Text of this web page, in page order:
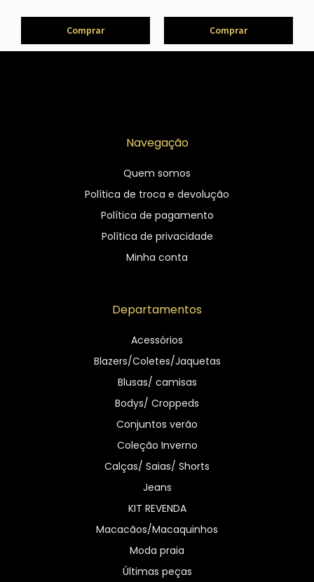
Comprar Comprar
Navegação
Quem somos
Política de troca e devolução
Política de pagamento
Política de privacidade
Minha conta
Departamentos
Acessórios
Blazers/Coletes/Jaquetas
Blusas/ camisas
Bodys/ Croppeds
Conjuntos verão
Coleção Inverno
Calças/ Saias/ Shorts
Jeans
KIT REVENDA
Macacãos/Macaquinhos
Moda praia
Últimas peças